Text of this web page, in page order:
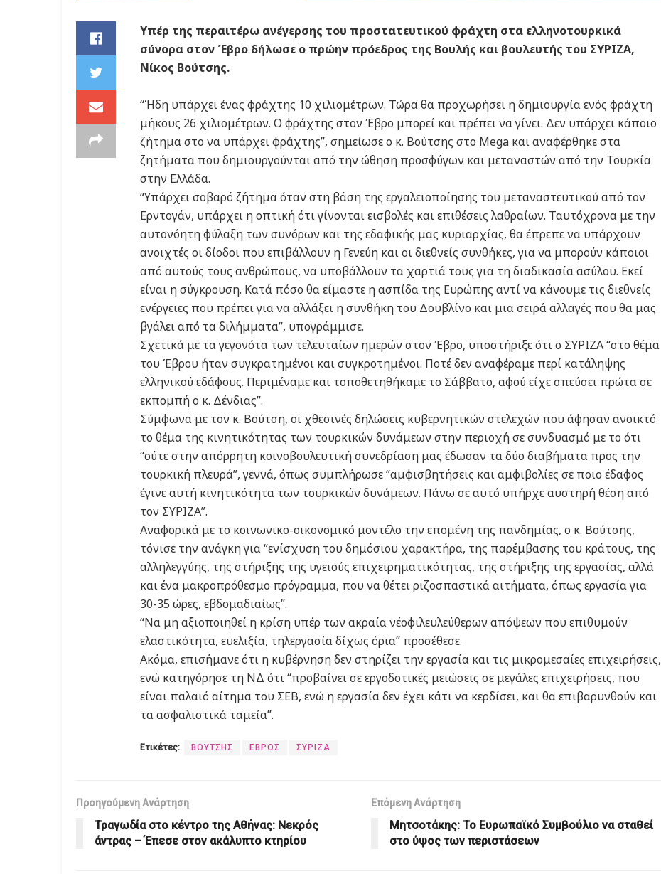
Υπέρ της περαιτέρω ανέγερσης του προστατευτικού φράχτη στα ελληνοτουρκικά
σύνορα στον Έβρο δήλωσε ο πρώην πρόεδρος της Βουλής και βουλευτής του ΣΥΡΙΖΑ,
Νίκος Βούτσης.
“Ήδη υπάρχει ένας φράχτης 10 χιλιομέτρων. Τώρα θα προχωρήσει η δημιουργία ενός φράχτη
μήκους 26 χιλιομέτρων. Ο φράχτης στον Έβρο μπορεί και πρέπει να γίνει. Δεν υπάρχει κάποιο
ζήτημα στο να υπάρχει φράχτης”, σημείωσε ο κ. Βούτσης στο Mega και αναφέρθηκε στα
ζητήματα που δημιουργούνται από την ώθηση προσφύγων και μεταναστών από την Τουρκία
στην Ελλάδα.
“Υπάρχει σοβαρό ζήτημα όταν στη βάση της εργαλειοποίησης του μεταναστευτικού από τον
Ερντογάν, υπάρχει η οπτική ότι γίνονται εισβολές και επιθέσεις λαθραίων. Ταυτόχρονα με την
αυτονόητη φύλαξη των συνόρων και της εδαφικής μας κυριαρχίας, θα έπρεπε να υπάρχουν
ανοιχτές οι δίοδοι που επιβάλλουν η Γενεύη και οι διεθνείς συνθήκες, για να μπορούν κάποιοι
από αυτούς τους ανθρώπους, να υποβάλλουν τα χαρτιά τους για τη διαδικασία ασύλου. Εκεί
είναι η σύγκρουση. Κατά πόσο θα είμαστε η ασπίδα της Ευρώπης αντί να κάνουμε τις διεθνείς
ενέργειες που πρέπει για να αλλάξει η συνθήκη του Δουβλίνο και μια σειρά αλλαγές που θα μας
βγάλει από τα διλήμματα”, υπογράμμισε.
Σχετικά με τα γεγονότα των τελευταίων ημερών στον Έβρο, υποστήριξε ότι ο ΣΥΡΙΖΑ “στο θέμα
του Έβρου ήταν συγκρατημένοι και συγκροτημένοι. Ποτέ δεν αναφέραμε περί κατάληψης
ελληνικού εδάφους. Περιμέναμε και τοποθετηθήκαμε το Σάββατο, αφού είχε σπεύσει πρώτα σε
εκπομπή ο κ. Δένδιας”.
Σύμφωνα με τον κ. Βούτση, οι χθεσινές δηλώσεις κυβερνητικών στελεχών που άφησαν ανοικτό
το θέμα της κινητικότητας των τουρκικών δυνάμεων στην περιοχή σε συνδυασμό με το ότι
“ούτε στην απόρρητη κοινοβουλευτική συνεδρίαση μας έδωσαν τα δύο διαβήματα προς την
τουρκική πλευρά”, γεννά, όπως συμπλήρωσε “αμφισβητήσεις και αμφιβολίες σε ποιο έδαφος
έγινε αυτή κινητικότητα των τουρκικών δυνάμεων. Πάνω σε αυτό υπήρχε αυστηρή θέση από
τον ΣΥΡΙΖΑ”.
Αναφορικά με το κοινωνικο-οικονομικό μοντέλο την επομένη της πανδημίας, ο κ. Βούτσης,
τόνισε την ανάγκη για “ενίσχυση του δημόσιου χαρακτήρα, της παρέμβασης του κράτους, της
αλληλεγγύης, της στήριξης της υγειούς επιχειρηματικότητας, της στήριξης της εργασίας, αλλά
και ένα μακροπρόθεσμο πρόγραμμα, που να θέτει ριζοσπαστικά αιτήματα, όπως εργασία για
30-35 ώρες, εβδομαδιαίως”.
“Να μη αξιοποιηθεί η κρίση υπέρ των ακραία νέοφιλευλεύθερων απόψεων που επιθυμούν
ελαστικότητα, ευελιξία, τηλεργασία δίχως όρια” προσέθεσε.
Ακόμα, επισήμανε ότι η κυβέρνηση δεν στηρίζει την εργασία και τις μικρομεσαίες επιχειρήσεις,
ενώ κατηγόρησε τη ΝΔ ότι “προβαίνει σε εργοδοτικές μειώσεις σε μεγάλες επιχειρήσεις, που
είναι παλαιό αίτημα του ΣΕΒ, ενώ η εργασία δεν έχει κάτι να κερδίσει, και θα επιβαρυνθούν και
τα ασφαλιστικά ταμεία”.
Ετικέτες: ΒΟΥΤΣΗΣ ΕΒΡΟΣ ΣΥΡΙΖΑ
Προηγούμενη Ανάρτηση
Τραγωδία στο κέντρο της Αθήνας: Νεκρός
άντρας – Έπεσε στον ακάλυπτο κτηρίου
Επόμενη Ανάρτηση
Μητσοτάκης: Το Ευρωπαϊκό Συμβούλιο να σταθεί
στο ύψος των περιστάσεων